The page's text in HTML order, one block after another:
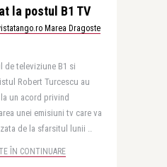
la postul B1 TV
Marea Dragoste
de televiziune B1 si
Robert Turcescu au
un acord privind
unei emisiuni tv care va
de la sfarsitul lunii ..
ÎN CONTINUARE